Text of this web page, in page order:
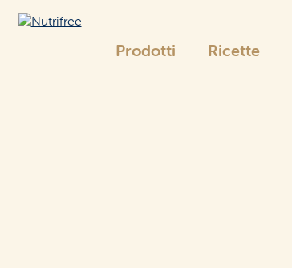
Nutrifree
Prodotti Ricette